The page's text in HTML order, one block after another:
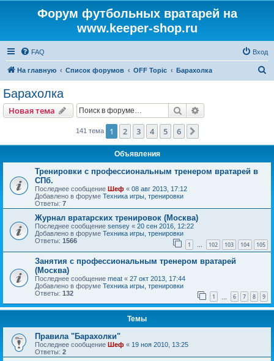
Форум футбольных вратарей на
www.keeper-shop.ru
FAQ Вход
На главную Список форумов OFF Topic Барахолка
Барахолка
Новая тема Поиск
141 тема 1 2 3 4 5 6
Объявления
Тренировки с профессиональным тренером вратарей в
СПб.
Последнее сообщение Шеф « 08 авг 2013, 17:12
Добавлено в форуме Техника игры, тренировки
Ответы: 7
Журнал вратарских тренировок (Москва)
Последнее сообщение sensey « 20 сен 2016, 12:22
Добавлено в форуме Техника игры, тренировки
Ответы: 1566 1 … 102 103 104 105
Занятия с профессиональным тренером вратарей
(Москва)
Последнее сообщение meat « 27 окт 2013, 17:44
Добавлено в форуме Техника игры, тренировки
Ответы: 132 1 6 7 8 9
Темы
Правила "Барахолки"
Последнее сообщение Шеф « 19 ноя 2010, 13:25
Ответы: 2